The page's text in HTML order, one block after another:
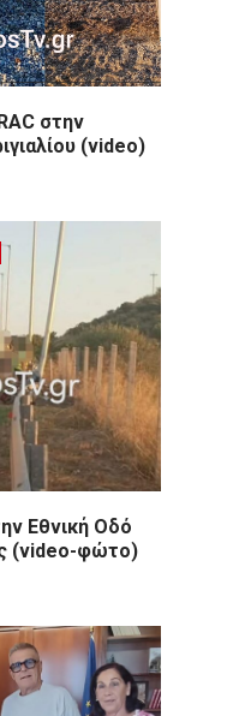
στην
(video)
Εθνική Oδό
(video-φώτο)